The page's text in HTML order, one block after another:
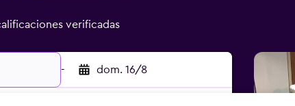
verificadas
- dom. 16/8